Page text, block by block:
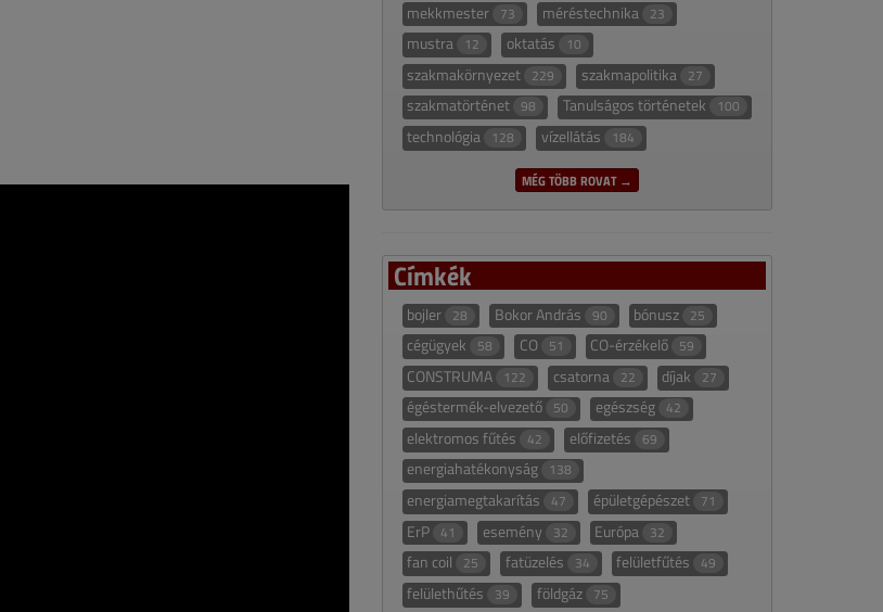
mekkmester 73 méréstechnika 23
mustra 12 oktatás 10
szakmakörnyezet 229 szakmapolitika 27
szakmatörténet 98 Tanulságos történetek 100
technológia 128 vízellátás 184
MÉG TÖBB ROVAT →
Címkék
bojler 28 Bokor András 90 bónusz 25
cégügyek 58 CO 51 CO-érzékelő 59
CONSTRUMA 122 csatorna 22 díjak 27
égéstermék-elvezető 50 egészség 42
elektromos fűtés 42 előfizetés 69
energiahatékonyság 138
energiamegtakarítás 47 épületgépészet 71
ErP 41 esemény 32 Európa 32
fan coil 25 fatüzelés 34 felületfűtés 49
felülethűtés 39 földgáz 75